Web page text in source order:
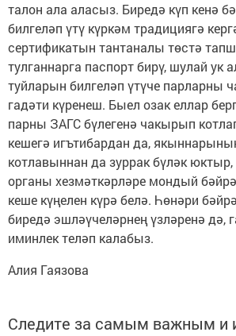
талон ала аласыз. Биредә күп кенә
билгеләп үтү күркәм традициягә
сертификатын тантаналы төстә
тулганнарга паспорт бирү, шулай ук
туйларын билгеләп үтүче парларны
гадәти күренеш. Быел озак еллар
парны ЗАГС бүлегенә чакырып
кешегә игътибардан да,
котлавыннан да зуррак бүләк
органы хезмәткәрләре мондый
кеше күңелен күрә белә. Һөнәри
биредә эшләүчеләрнең үзләренә дә,
иминлек теләп калабыз.
Алия Гаязова
Следите за самым важным и